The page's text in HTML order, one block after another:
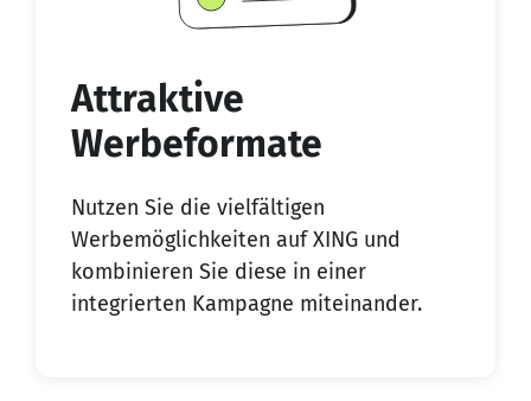
Attraktive
Werbeformate
Nutzen Sie die vielfältigen
Werbemöglichkeiten auf XING und
kombinieren Sie diese in einer
integrierten Kampagne miteinander.